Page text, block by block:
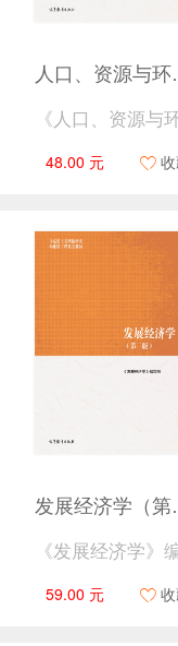
人口、
48.00 元
发展
59.00 元